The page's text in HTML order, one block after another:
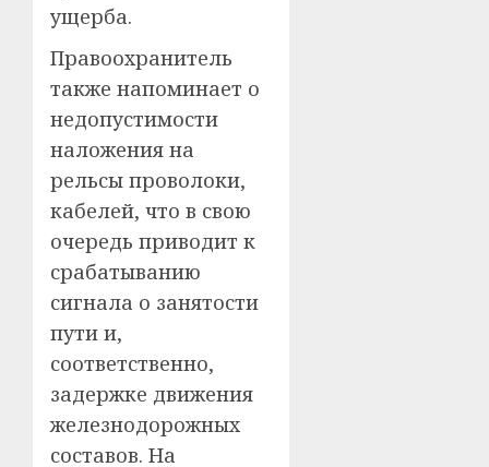
ущерба.
Правоохранитель
также напоминает о
недопустимости
наложения на
рельсы проволоки,
кабелей, что в свою
очередь приводит к
срабатыванию
сигнала о занятости
пути и,
соответственно,
задержке движения
железнодорожных
составов. На